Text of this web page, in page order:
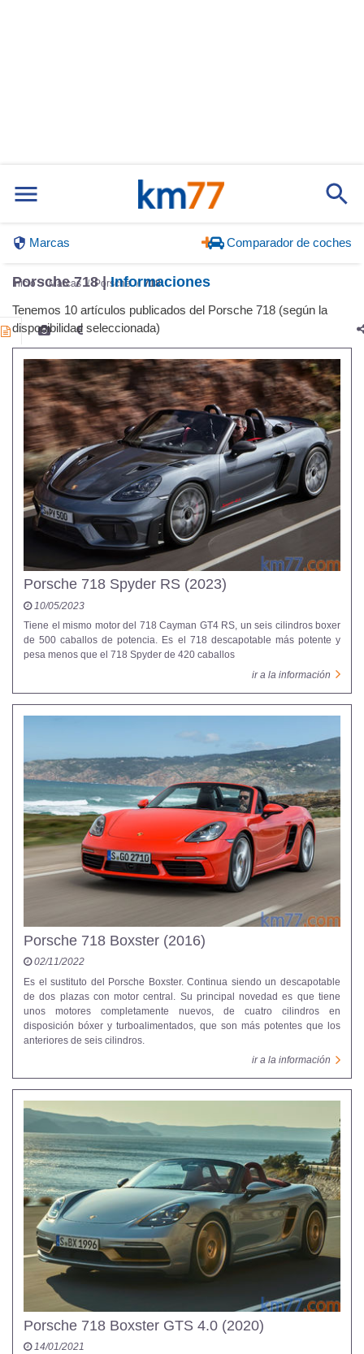
Marcas Comparador de coches
Inicio Marcas Porsche 718
Porsche 718 |Informaciones
Tenemos 10 artículos publicados del Porsche 718 (según la
disponibilidad seleccionada)
Porsche 718 Spyder RS (2023)
10/05/2023
Tiene el mismo motor del 718 Cayman GT4 RS, un seis cilindros boxer
de 500 caballos de potencia. Es el 718 descapotable más potente y
pesa menos que el 718 Spyder de 420 caballos
ir a la información
Porsche 718 Boxster (2016)
02/11/2022
Es el sustituto del Porsche Boxster. Continua siendo un descapotable
de dos plazas con motor central. Su principal novedad es que tiene
unos motores completamente nuevos, de cuatro cilindros en
disposición bóxer y turboalimentados, que son más potentes que los
anteriores de seis cilindros.
ir a la información
Porsche 718 Boxster GTS 4.0 (2020)
14/01/2021